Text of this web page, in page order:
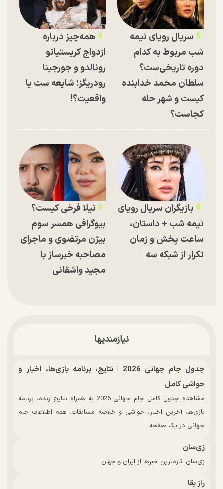
سریال رویای نیمه
شب مربوط به کدام
دوره تاریخی‌ست؟
سلطان محمد خدابنده
کیست و شهر حله
کجاست؟
همه‌چیز درباره
ازدواج کریستیانو
رونالدو و جورجینا
رودریگز؛ شایعه ست یا
واقعیت؟!
بازیگران سریال رویای
نیمه شب + داستان،
ساعت پخش و زمان
تکرار از شبکه سه
نیلا فرخی کیست؟
بیوگرافی همسر سوم
بیژن مرتضوی و ماجرای
مصاحبه خبرساز با
مجید واشقانی
نیازمندیها
جدول جام جهانی 2026 | نتایج، برنامه بازی‌ها، اخبار و
حواشی کامل
مشاهده جدول کامل جام جهانی 2026 به همراه نتایج زنده، برنامه
بازی‌ها، آخرین اخبار، حواشی و خلاصه مسابقات. همه اطلاعات جام
جهانی در یک صفحه.
زی‌سان
زی‌سان: تازه‌ترین خبرها از ایران و جهان
راز بقا